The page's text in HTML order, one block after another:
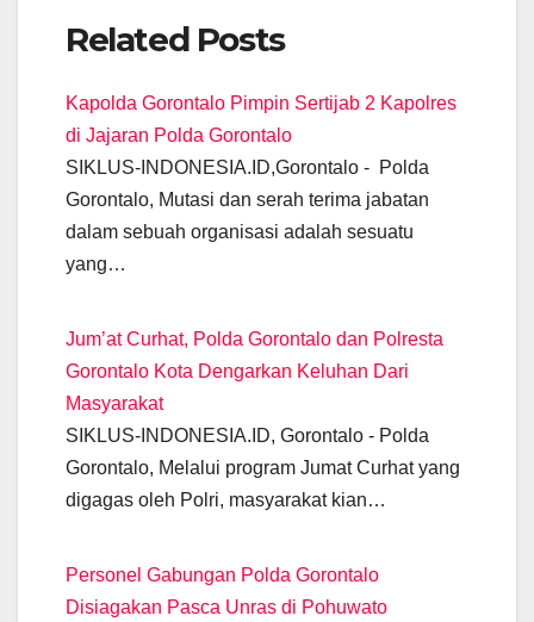
c
e
b
o
o
k
at
s
A
p
p
e
gr
a
m
ail
er e
g
er
e
dI
n
y
Related Posts
Kapolda Gorontalo Pimpin Sertijab 2 Kapolres
di Jajaran Polda Gorontalo
SIKLUS-INDONESIA.ID,Gorontalo - Polda
Gorontalo, Mutasi dan serah terima jabatan
dalam sebuah organisasi adalah sesuatu
yang…
Jum’at Curhat, Polda Gorontalo dan Polresta
Gorontalo Kota Dengarkan Keluhan Dari
Masyarakat
SIKLUS-INDONESIA.ID, Gorontalo - Polda
Gorontalo, Melalui program Jumat Curhat yang
digagas oleh Polri, masyarakat kian…
Personel Gabungan Polda Gorontalo
Disiagakan Pasca Unras di Pohuwato